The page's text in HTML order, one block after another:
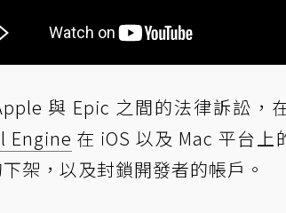
與 Epic 之間的法律訴訟，
Engine 在 iOS 以及 Mac 平台
架，以及封鎖開發者的帳戶。